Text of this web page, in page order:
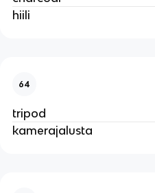
hiili
64
tripod
kamerajalusta